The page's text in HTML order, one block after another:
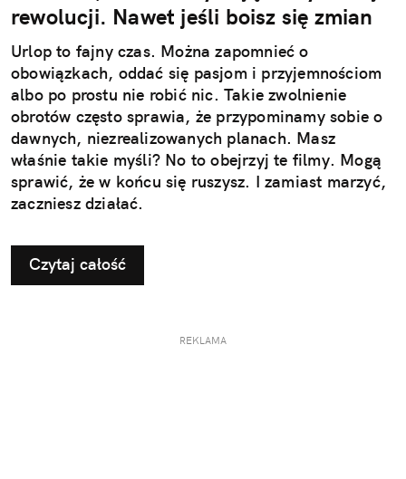
rewolucji. Nawet jeśli boisz się zmian
Urlop to fajny czas. Można zapomnieć o
obowiązkach, oddać się pasjom i przyjemnościom
albo po prostu nie robić nic. Takie zwolnienie
obrotów często sprawia, że przypominamy sobie o
dawnych, niezrealizowanych planach. Masz
właśnie takie myśli? No to obejrzyj te filmy. Mogą
sprawić, że w końcu się ruszysz. I zamiast marzyć,
zaczniesz działać.
Czytaj całość
REKLAMA